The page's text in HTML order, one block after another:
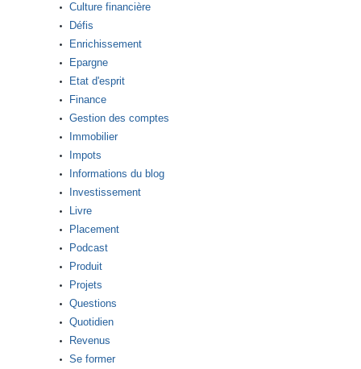
Culture financière
Défis
Enrichissement
Epargne
Etat d'esprit
Finance
Gestion des comptes
Immobilier
Impots
Informations du blog
Investissement
Livre
Placement
Podcast
Produit
Projets
Questions
Quotidien
Revenus
Se former